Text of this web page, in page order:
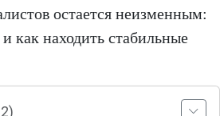
остается неизменным:
как находить стабильные